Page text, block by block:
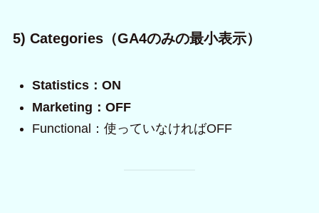
5) Categories（GA4のみの最小表示）
Statistics：ON
Marketing：OFF
Functional：使っていなければOFF